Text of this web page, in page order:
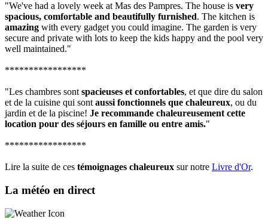
"We've had a lovely week at Mas des Pampres. The house is very
spacious, comfortable and beautifully furnished. The kitchen is
amazing with every gadget you could imagine. The garden is very
secure and private with lots to keep the kids happy and the pool very
well maintained."
*****************
"Les chambres sontspacieuses et confortables, et que dire du salon
et de la cuisine qui sontaussi fonctionnels que chaleureux, ou du
jardin et de la piscine! Je recommande chaleureusement cette
location pour des séjours en famille ou entre amis."
*****************
Lire la suite de ces témoignages chaleureux sur notre Livre d'Or.
La météo en direct